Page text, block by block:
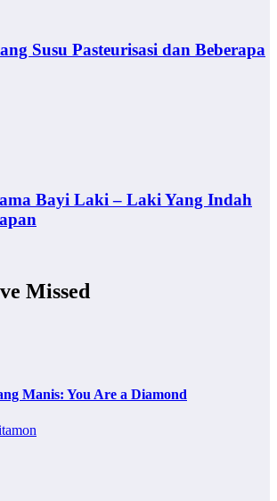
Susu Pasteurisasi dan Beberapa
Bayi Laki – Laki Yang Indah
Missed
Manis: You Are a Diamond